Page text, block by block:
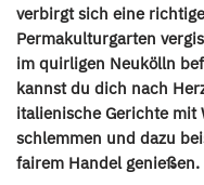
verbirgt sich eine
Permakulturgarten
im quirligen Neukölln
kannstdu dich nach
italienische Gerichte mit
schlemmen und dazu
fairem Handel genießen.